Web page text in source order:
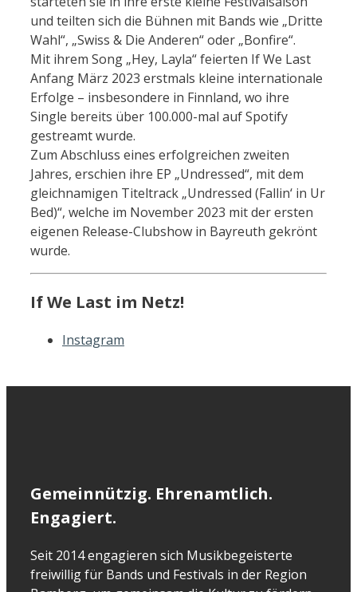
und teilten sich die Bühnen mit Bands wie „Dritte
Wahl“, „Swiss & Die Anderen“ oder „Bonfire“.
Mit ihrem Song „Hey, Layla“ feierten If We Last
Anfang März 2023 erstmals kleine internationale
Erfolge – insbesondere in Finnland, wo ihre
Single bereits über 100.000-mal auf Spotify
gestreamt wurde.
Zum Abschluss eines erfolgreichen zweiten
Jahres, erschien ihre EP „Undressed“, mit dem
gleichnamigen Titeltrack „Undressed (Fallin‘ in Ur
Bed)“, welche im November 2023 mit der ersten
eigenen Release-Clubshow in Bayreuth gekrönt
wurde.
If We Last im Netz!
Instagram
Gemeinnützig. Ehrenamtlich.
Engagiert.
Seit 2014 engagieren sich Musikbegeisterte
freiwillig für Bands und Festivals in der Region